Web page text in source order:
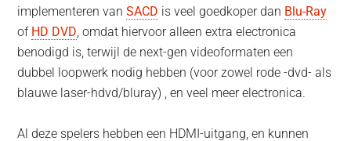
implementeren vanSACD is veel goedkoper dan Blu-Ray
of HD DVD, omdat hiervoor alleen extra electronica
benodigd is, terwijl de next-gen videoformaten een
dubbel loopwerk nodig hebben (voor zowel rode -dvd- als
blauwe laser-hdvd/bluray) , en veel meer electronica.
Al deze spelers hebben een HDMI-uitgang, en kunnen